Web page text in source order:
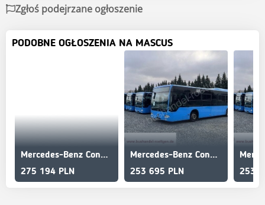
Zgłoś podejrzane ogłoszenie
PODOBNE OGŁOSZENIA NA MASCUS
Mercedes-Benz Conecto G/Citaro/A23/A40/Miete m.Kaufoption mgl.
275 194 PLN
Mercedes-Benz Conecto G/Citaro/A23/A40/Miete m.Kaufoption mgl.
253 695 PLN
253